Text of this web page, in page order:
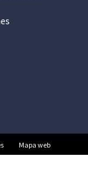
Mapa web